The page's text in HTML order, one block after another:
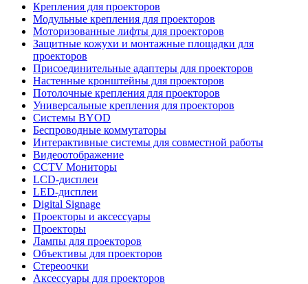
Крепления для проекторов
Модульные крепления для проекторов
Моторизованные лифты для проекторов
Защитные кожухи и монтажные площадки для
проекторов
Присоединительные адаптеры для проекторов
Настенные кронштейны для проекторов
Потолочные крепления для проекторов
Универсальные крепления для проекторов
Системы BYOD
Беспроводные коммутаторы
Интерактивные системы для совместной работы
Видеоотображение
CCTV Мониторы
LCD-дисплеи
LED-дисплеи
Digital Signage
Проекторы и аксессуары
Проекторы
Лампы для проекторов
Объективы для проекторов
Стереоочки
Аксессуары для проекторов